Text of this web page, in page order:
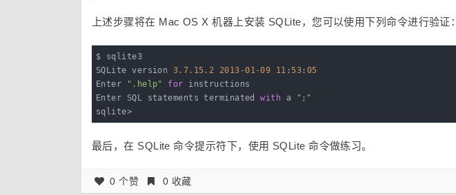
上述步骤将在 Mac OS X 机器上安装 SQLite，您可以使用下列命令进行验证：
$ sqlite3
SQLite version 3.7.15.2 2013 -01-09 11 :53 : 05
Enter
".help" for instructions
Enter SQL statements terminated with a
";"
sqlite>
最后，在 SQLite 命令提示符下，使用 SQLite 命令做练习。
0 个赞 0 收藏